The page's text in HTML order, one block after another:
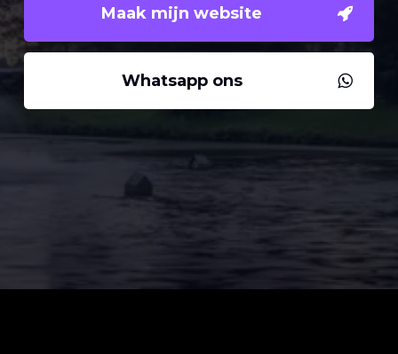
Maak mijn website
Whatsapp ons